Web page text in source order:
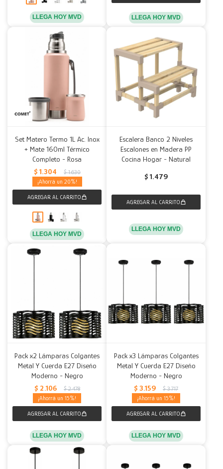
LLEGA HOY MVD LLEGA HOY MVD
Set Matero Termo 1L Ac. Inox
+ Mate 160ml Térmico
Completo - Rosa
$ 1.304 $ 1.630
20
LLEGA HOY MVD
Escalera Banco 2 Niveles
Escalones en Madera PP
Cocina Hogar - Natural
$ 1.479
LLEGA HOY MVD
Pack x2 Lámparas Colgantes
Metal Y Cuerda E27 Diseño
Moderno - Negro
$ 2.106 $ 2.478
15
LLEGA HOY MVD
Pack x3 Lámparas Colgantes
Metal Y Cuerda E27 Diseño
Moderno - Negro
$ 3.159 $ 3.717
15
LLEGA HOY MVD